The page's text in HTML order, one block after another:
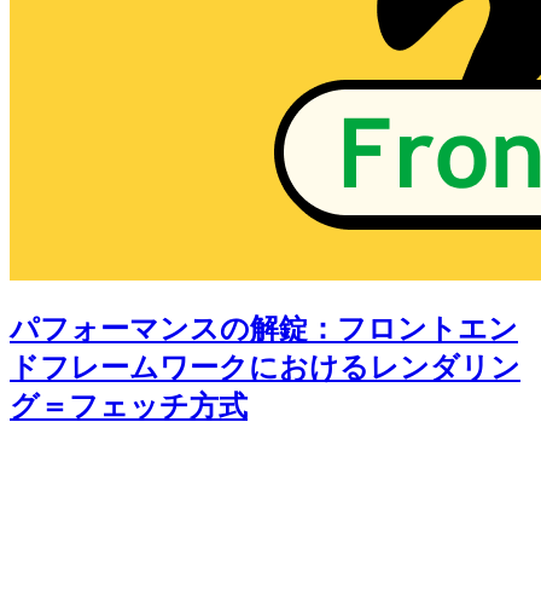
パフォーマンスの解錠：フロントエン
ドフレームワークにおけるレンダリン
グ＝フェッチ方式